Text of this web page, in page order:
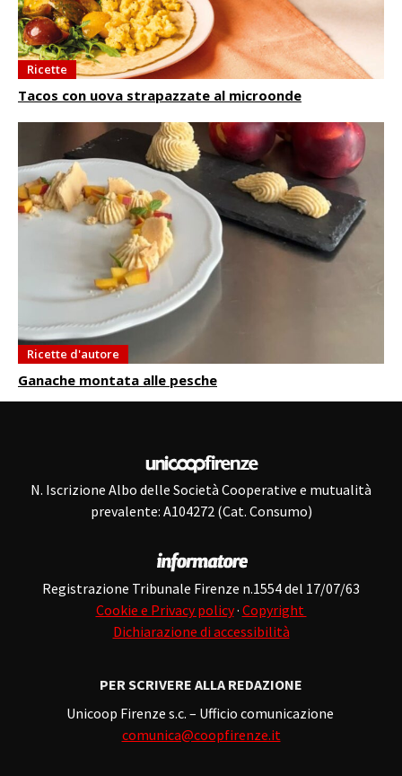
Ricette
Tacos con uova strapazzate al microonde
Ricette d'autore
Ganache montata alle pesche
N. Iscrizione Albo delle Società Cooperative e mutualità
prevalente: A104272 (Cat. Consumo)
Registrazione Tribunale Firenze n.1554 del 17/07/63
Cookie e Privacy policy· Copyright
Dichiarazione di accessibilità
PER SCRIVERE ALLA REDAZIONE
Unicoop Firenze s.c. – Ufficio comunicazione
comunica@coopfirenze.it